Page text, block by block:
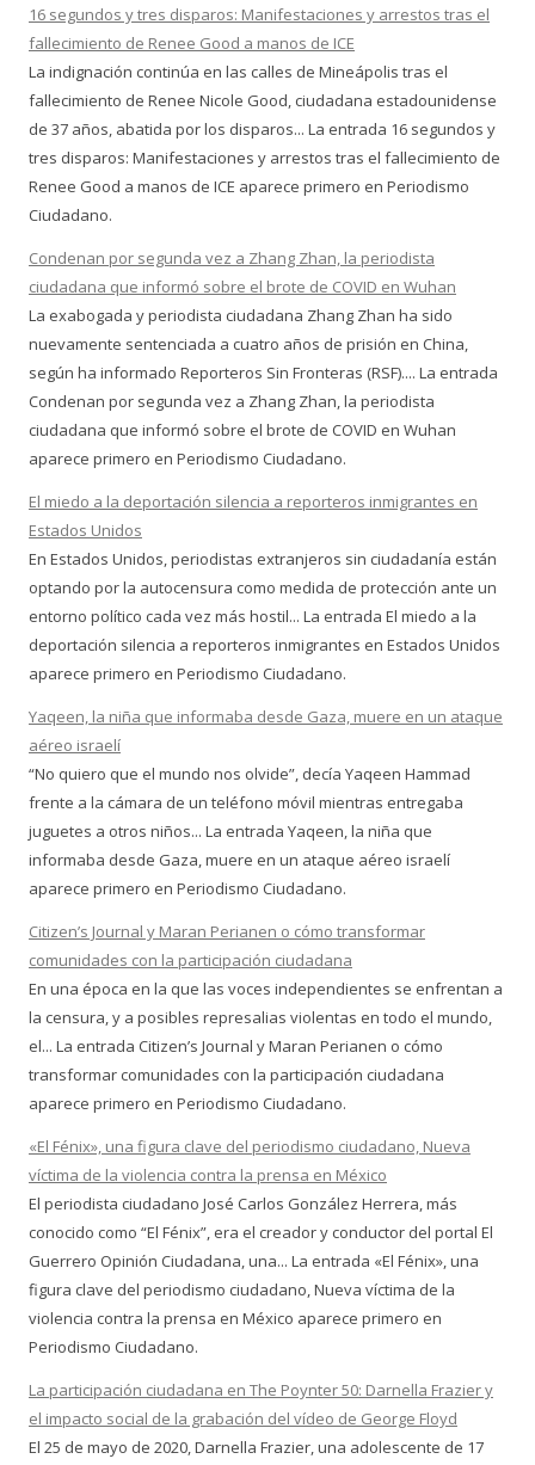
16 segundos y tres disparos: Manifestaciones y arrestos tras el
fallecimiento de Renee Good a manos de ICE
La indignación continúa en las calles de Mineápolis tras el
fallecimiento de Renee Nicole Good, ciudadana estadounidense
de 37 años, abatida por los disparos... La entrada 16 segundos y
tres disparos: Manifestaciones y arrestos tras el fallecimiento de
Renee Good a manos de ICE aparece primero en Periodismo
Ciudadano.
Condenan por segunda vez a Zhang Zhan, la periodista
ciudadana que informó sobre el brote de COVID en Wuhan
La exabogada y periodista ciudadana Zhang Zhan ha sido
nuevamente sentenciada a cuatro años de prisión en China,
según ha informado Reporteros Sin Fronteras (RSF).... La entrada
Condenan por segunda vez a Zhang Zhan, la periodista
ciudadana que informó sobre el brote de COVID en Wuhan
aparece primero en Periodismo Ciudadano.
El miedo a la deportación silencia a reporteros inmigrantes en
Estados Unidos
En Estados Unidos, periodistas extranjeros sin ciudadanía están
optando por la autocensura como medida de protección ante un
entorno político cada vez más hostil... La entrada El miedo a la
deportación silencia a reporteros inmigrantes en Estados Unidos
aparece primero en Periodismo Ciudadano.
Yaqeen, la niña que informaba desde Gaza, muere en un ataque
aéreo israelí
“No quiero que el mundo nos olvide”, decía Yaqeen Hammad
frente a la cámara de un teléfono móvil mientras entregaba
juguetes a otros niños... La entrada Yaqeen, la niña que
informaba desde Gaza, muere en un ataque aéreo israelí
aparece primero en Periodismo Ciudadano.
Citizen’s Journal y Maran Perianen o cómo transformar
comunidades con la participación ciudadana
En una época en la que las voces independientes se enfrentan a
la censura, y a posibles represalias violentas en todo el mundo,
el... La entrada Citizen’s Journal y Maran Perianen o cómo
transformar comunidades con la participación ciudadana
aparece primero en Periodismo Ciudadano.
«El Fénix», una figura clave del periodismo ciudadano, Nueva
víctima de la violencia contra la prensa en México
El periodista ciudadano José Carlos González Herrera, más
conocido como “El Fénix”, era el creador y conductor del portal El
Guerrero Opinión Ciudadana, una... La entrada «El Fénix», una
figura clave del periodismo ciudadano, Nueva víctima de la
violencia contra la prensa en México aparece primero en
Periodismo Ciudadano.
La participación ciudadana en The Poynter 50: Darnella Frazier y
el impacto social de la grabación del vídeo de George Floyd
El 25 de mayo de 2020, Darnella Frazier, una adolescente de 17